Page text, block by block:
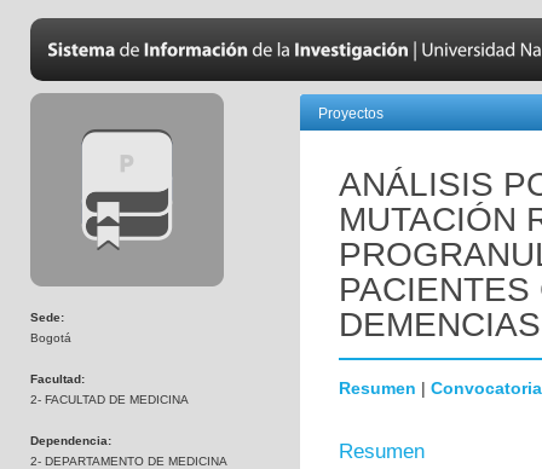
Sede:
Bogotá
Facultad:
2- FACULTAD DE MEDICINA
Dependencia:
2- DEPARTAMENTO DE MEDICINA
Proyectos
ANÁLISIS
MUTACIÓN
Resumen | Convocatoria
Resumen